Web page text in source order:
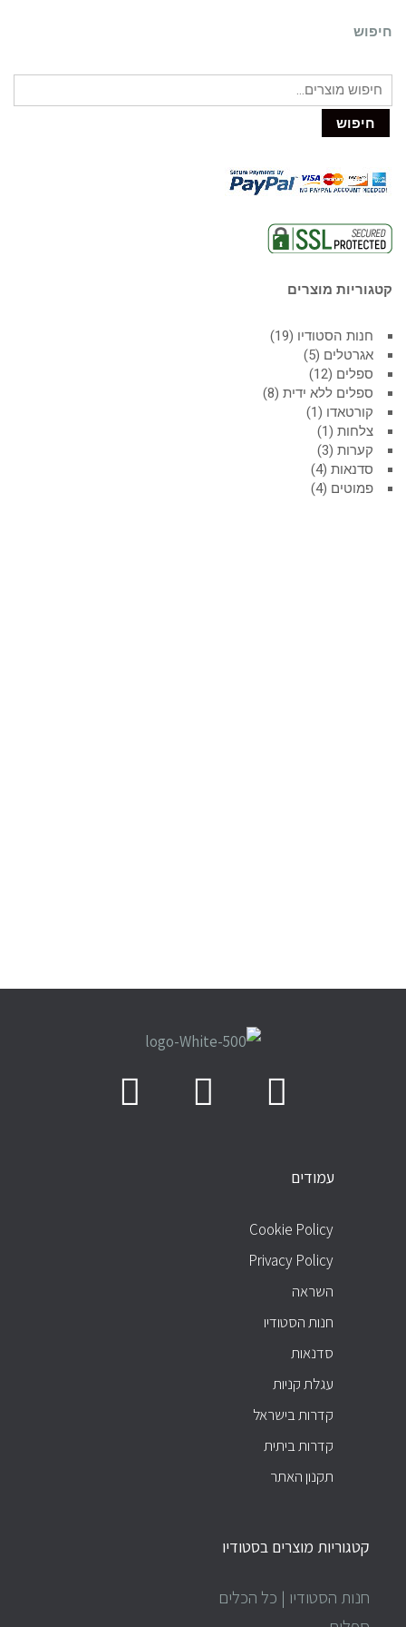
חיפוש
חיפוש
קטגוריות מוצרים
חנות הסטודיו
19
אגרטלים 5
ספלים 12
ספלים ללא ידית 8
קורטאדו
1
צלחות
1
קערות 3
סדנאות 4
פמוטים 4
עמודים
עמודים
Cookie Policy
Privacy Policy
השראה
חנות הסטודיו
סדנאות
עגלת קניות
קדרות בישראל
קדרות ביתית
תקנון האתר
קטגוריות מוצרים בסטודיו
חנות הסטודיו | כל הכלים